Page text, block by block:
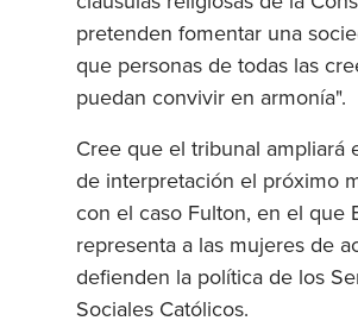
pretenden fomentar una
que personas de todas las
puedan convivir en armonía".
Cree que el tribunal ampliará
de interpretación el próximo
con el caso Fulton, en el que
representa a las mujeres de
defienden la política de los
Sociales Católicos.